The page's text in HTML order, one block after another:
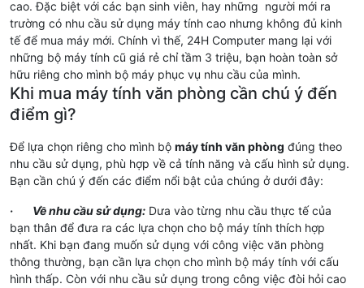
cao. Đặc biệt với các bạn sinh viên, hay những người mới ra
trường có nhu cầu sử dụng máy tính cao nhưng không đủ kinh
tế để mua máy mới. Chính vì thế, 24H Computer mang lại với
những bộ máy tính cũ giá rẻ chỉ tầm 3 triệu, bạn hoàn toàn sở
hữu riêng cho mình bộ máy phục vụ nhu cầu của mình.
Khi mua máy tính văn phòng cần chú ý đến
điểm gì?
Để lựa chọn riêng cho mình bộ máy tính văn phòng đúng theo
nhu cầu sử dụng, phù hợp về cả tính năng và cấu hình sử dụng.
Bạn cần chú ý đến các điểm nổi bật của chúng ở dưới đây:
· Về nhu cầu sử dụng: Dưa vào từng nhu cầu thực tế của
bạn thân để đưa ra các lựa chọn cho bộ máy tính thích hợp
nhất. Khi bạn đang muốn sử dụng với công việc văn phòng
thông thường, bạn cần lựa chọn cho mình bộ máy tính với cấu
hình thấp. Còn với nhu cầu sử dụng trong công việc đòi hỏi cao